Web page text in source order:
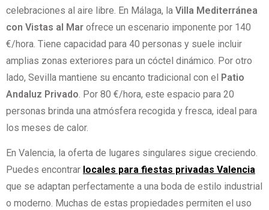
celebraciones al aire libre. En Málaga, la Villa Mediterránea
con Vistas al Mar ofrece un escenario imponente por 140
€/hora. Tiene capacidad para 40 personas y suele incluir
amplias zonas exteriores para un cóctel dinámico. Por otro
lado, Sevilla mantiene su encanto tradicional con el Patio
Andaluz Privado . Por 80 €/hora, este espacio para 20
personas brinda una atmósfera recogida y fresca, ideal para
los meses de calor.
En Valencia, la oferta de lugares singulares sigue creciendo.
Puedes encontrar locales para fiestas privadas Valencia
que se adaptan perfectamente a una boda de estilo industrial
o moderno. Muchas de estas propiedades permiten el uso